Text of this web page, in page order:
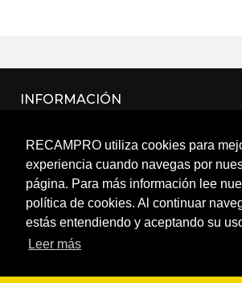
RECAMPRO utiliza cookies para
experiencia cuando navegas por
página. Para más información lee
política de cookies. Al continuar
estás entendiendo y aceptando su
Leer más
: RECORDAMOS QUE MÓDULOS,
ELECTRÓNICAS DENTRO DEL MISMO MODELO
INFORMACIÓN
MI CUENTA
CONTÁCTANOS